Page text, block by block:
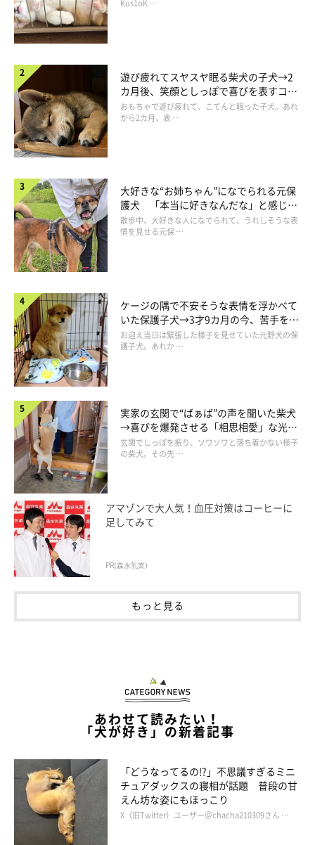
にいるのだと思います」
たのでしょうか？
飼い主さん：
「このあとで起こしてサークルに入ってもらい、出勤しました」
周囲の反応にもほっこり
@kogi_musu
飼い主さんがこの様子を投稿すると、フォロワーからは
い。落ちてる～～～》《「主様、休みなさい」とコーギー様がお
長！
Kus1oK …
遊び疲れてスヤスヤ眠る柴犬の子犬→2
カ月後、笑顔としっぽで喜びを表すコに
成長！
おもちゃで遊び疲れて、こてんと眠った子犬。あれ
から2カ月、表 …
大好きな“お姉ちゃん”になでられる元保
護犬 「本当に好きなんだな」と感じる
表情にほっこり
散歩中、大好きな人になでられて、うれしそうな表
情を見せる元保 …
ケージの隅で不安そうな表情を浮かべて
いた保護子犬→3才9カ月の今、苦手を克
服し頼もしいコに成長！
お迎え当日は緊張した様子を見せていた元野犬の保
護子犬。あれか …
実家の玄関で“ばぁば”の声を聞いた柴犬
→喜びを爆発させる「相思相愛」な光景
にほっこり
玄関でしっぽを振り、ソワソワと落ち着かない様子
の柴犬。その先 …
アマゾンで大人気！血圧対策はコーヒーに
足してみて
PR(森永乳業)
もっと見る
あわせて読みたい！
「犬が好き」の新着記事
「どうなってるの!?」不思議すぎるミニ
チュアダックスの寝相が話題 普段の甘
えん坊な姿にもほっこり
X（旧Twitter）ユーザー＠chacha210309さん …